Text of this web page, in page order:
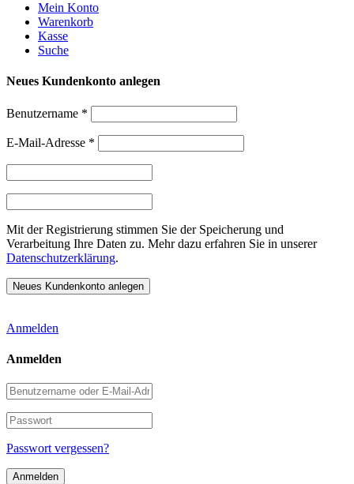
Mein Konto
Warenkorb
Kasse
Suche
Neues Kundenkonto anlegen
Benutzername *
E-Mail-Adresse *
Mit der Registrierung stimmen Sie der Speicherung und
Verarbeitung Ihre Daten zu. Mehr dazu erfahren Sie in unserer
Datenschutzerklärung.
Anmelden
Anmelden
Benutzername
oder
E-
Mail-
Adresse
Passwort
Passwort vergessen?